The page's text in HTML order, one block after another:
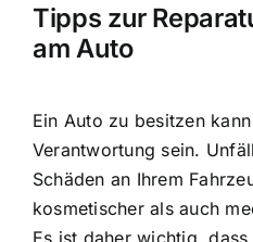
Tipps zur
am Auto
Ein Auto zu besitzen
Verantwortung sein.
Schäden an Ihrem
kosmetischer als auch